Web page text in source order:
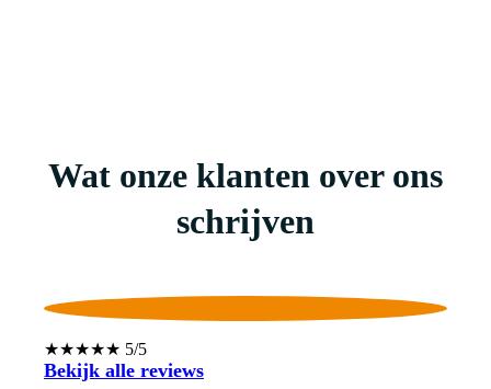
Wat onze klanten over ons
schrijven
★★★★★ 5/5
Bekijk alle reviews